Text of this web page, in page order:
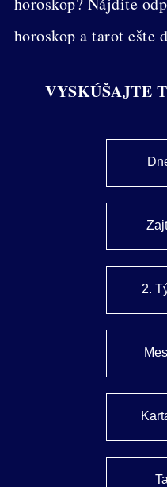
horoskop a tarot ešte
VYSKÚŠAJTE
2.